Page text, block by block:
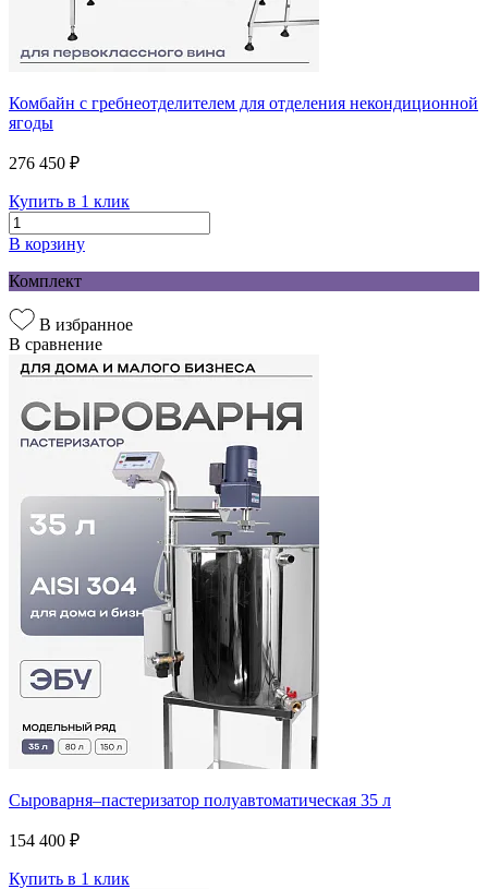
Комбайн с гребнеотделителем для отделения некондиционной
ягоды
276 450 ₽
Купить в 1 клик
В корзину
Комплект
В избранное
В сравнение
Сыроварня–пастеризатор полуавтоматическая 35 л
154 400 ₽
Купить в 1 клик